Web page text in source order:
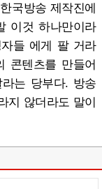
국방송 제작진에
이것 하나만이라
들 에게 팔 거라
콘텐츠를 만들어
는 당부다. 방송
지 않더라도 말이